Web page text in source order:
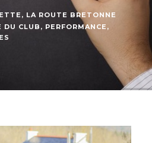
, LA ROUTE BRETONNE
DU CLUB , PERFORMANCE ,